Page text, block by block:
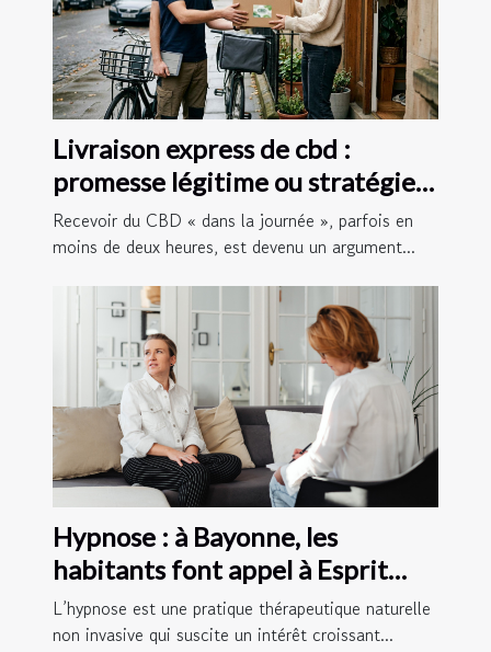
Livraison express de cbd :
promesse légitime ou stratégie
marketing ?
Recevoir du CBD « dans la journée », parfois en
moins de deux heures, est devenu un argument...
Hypnose : à Bayonne, les
habitants font appel à Esprit
Libre 64 !
L’hypnose est une pratique thérapeutique naturelle
non invasive qui suscite un intérêt croissant...